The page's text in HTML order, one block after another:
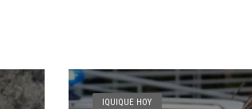
IQUIQUE HOY